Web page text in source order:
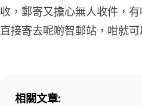
收，郵寄又擔心無人收件，
直接寄去呢啲智郵站，咁就
相關文章: